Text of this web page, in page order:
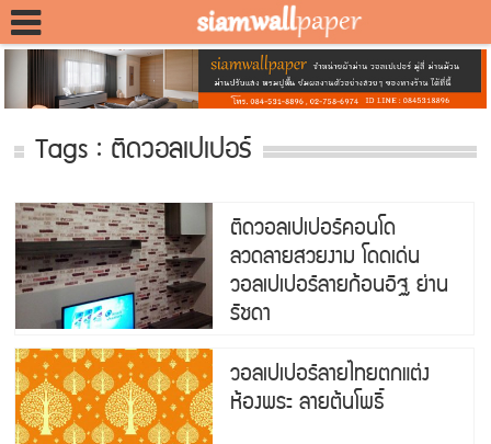
Tags : ติดวอลเปเปอร์
ติดวอลเปเปอร์คอนโด
ลวดลายสวยงาม โดดเด่น
วอลเปเปอร์ลายก้อนอิฐ ย่าน
รัชดา
วอลเปเปอร์ลายไทยตกแต่ง
ห้องพระ ลายต้นโพธิ์